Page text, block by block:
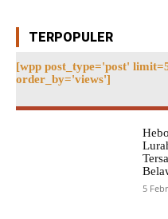
TERPOPULER
[wpp post_type='post'
order_by='views']
5